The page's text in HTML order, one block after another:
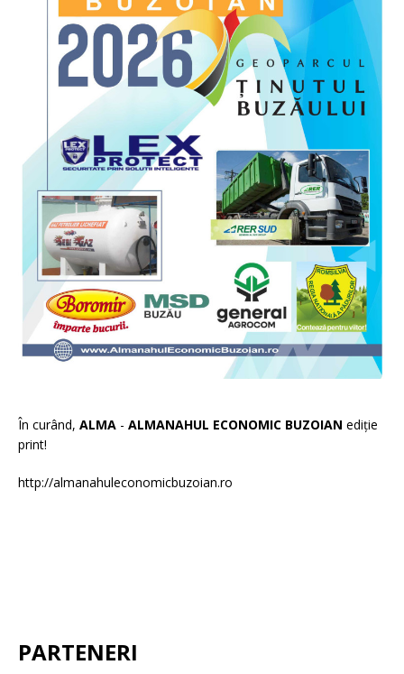
În curând, ALMA - ALMANAHUL ECONOMIC BUZOIAN ediție
print!
http://almanahuleconomicbuzoian.ro
PARTENERI